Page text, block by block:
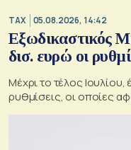
TAX 05.08.2026, 14:42
Εξωδικαστικός
δισ. ευρώ οι
Μέχρι το τέλος
ρυθμίσεις, οι οποίες